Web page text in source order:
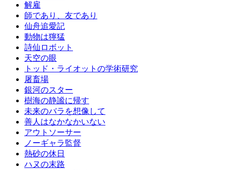
解雇
師であり、友であり
仙舟追愛記
動物は獰猛
詩仙ロボット
天空の眼
トッド・ライオットの学術研究
屠畜場
銀河のスター
樹海の静謐に帰す
未来のバラを想像して
善人はなかなかいない
アウトソーサー
ノーギャラ監督
熱砂の休日
ハヌの末路